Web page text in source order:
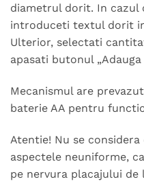
diametrul dorit. In cazul
introduceti textul dorit in
Ulterior, selectati
apasati butonul „Adauga
Mecanismul are
baterie AA pentru
Atentie! Nu se
aspectele neuniforme,
pe nervura placajului de